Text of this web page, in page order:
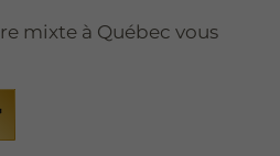
mixte à Québec vous